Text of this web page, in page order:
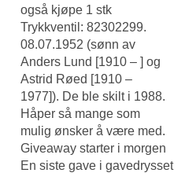
også kjøpe 1 stk
Trykkventil: 82302299.
08.07.1952 (sønn av
Anders Lund [1910 – ] og
Astrid Røed [1910 –
1977]). De ble skilt i 1988.
Håper så mange som
mulig ønsker å være med.
Giveaway starter i morgen
En siste gave i gavedrysset